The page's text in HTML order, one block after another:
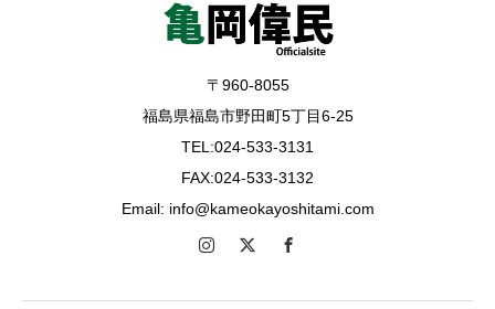
〒960-8055
福島県福島市野田町5丁目6-25
TEL:024-533-3131
FAX:024-533-3132
Email: info@kameokayoshitami.com